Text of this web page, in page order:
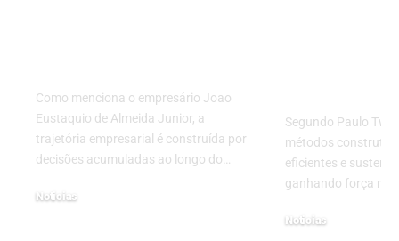
Como menciona o empresário Joao
Eustaquio de Almeida Junior, a
trajetória empresarial é construída por
decisões acumuladas ao longo do…
Noticias
Segundo Paulo
métodos
eficientes e
ganhando força
Noticias